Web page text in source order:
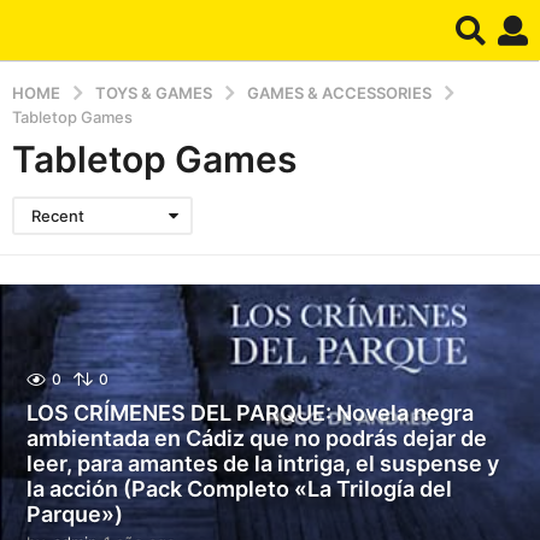
HOME TOYS & GAMES
GAMES & ACCESSORIES
Tabletop Games
Tabletop Games
Recent
0 0
LOS CRÍMENES DEL PARQUE: Novela negra
ambientada en Cádiz que no podrás dejar de
leer, para amantes de la intriga, el suspense y
la acción (Pack Completo «La Trilogía del
Parque»)